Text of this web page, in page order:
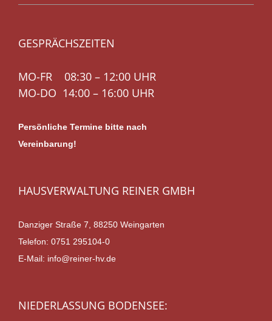
GESPRÄCHSZEITEN
MO-FR 08:30 – 12:00 UHR
MO-DO 14:00 – 16:00 UHR
Persönliche Termine bitte nach
Vereinbarung!
HAUSVERWALTUNG REINER GMBH
Danziger Straße 7, 88250 Weingarten
Telefon: 0751 295104-0
E-Mail: info@reiner-hv.de
NIEDERLASSUNG BODENSEE: